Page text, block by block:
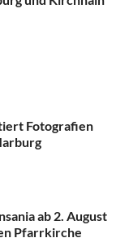
Fotografien
ab 2. August
Pfarrkirche